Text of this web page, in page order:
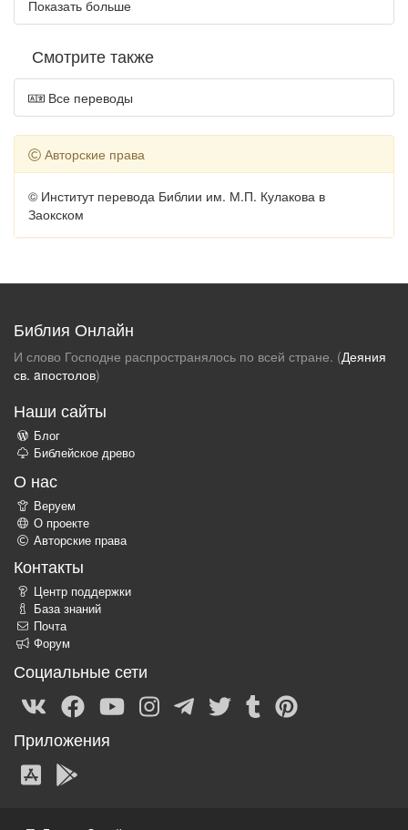
Показать больше
Смотрите также
Все переводы
Авторские права
© Институт перевода Библии им. М.П. Кулакова в
Заокском
Библия Онлайн
И слово Господне распространялось по всей стране. (Деяния
св. aпостолов)
Наши сайты
Блог
Библейское древо
О нас
Веруем
О проекте
Авторские права
Контакты
Центр поддержки
База знаний
Почта
Форум
Социальные сети
Приложения